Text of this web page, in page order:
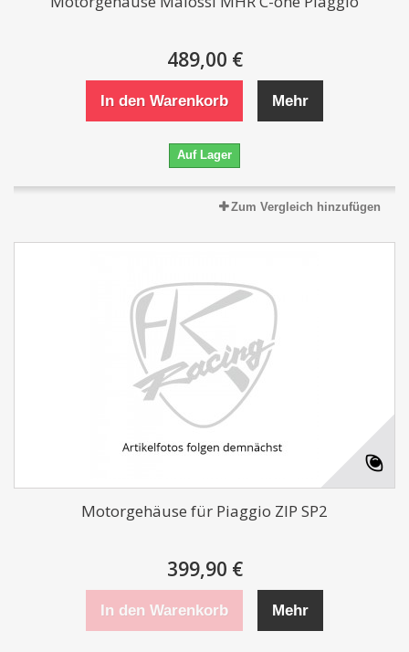
489,00 €
In den Warenkorb Mehr
Auf Lager
Zum Vergleich hinzufügen
Motorgehäuse für Piaggio ZIP SP2
399,90 €
In den Warenkorb Mehr